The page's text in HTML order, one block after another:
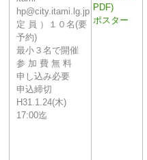
hp@city.itami.lg.jp
定 員 ）１０名(要
予約)
最小３名で開催
参 加 費 無 料
申し込み必要
申込締切
H31.1.24(木)
17:00迄
PDF)
ポスター